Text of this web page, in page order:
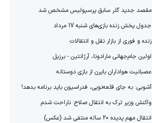
مقصد جدید گلر سابق پرسپولیس مشخص شد
جدول پخش زنده بازی‌های شنبه 17 مرداد
زنده و فوری از بازار نقل و انتقالات
اولین جام‌جهانی مارادونا، آرژانتین - برزیل
عصبانیت هواداران بایرن از بازی دوستانه
آشوبی: به جای قلعه‌نویی، فدراسیون باید برنامه بدهد!
واکنش وزیر ترک به انتقال صلاح: ناراحت شدم
انتقال مهم پدیده 20 ساله منتفی شد (عکس)